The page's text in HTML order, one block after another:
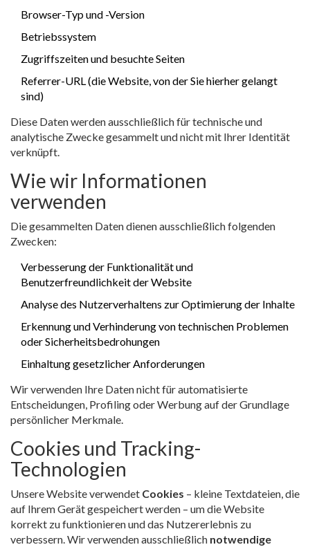
Browser-Typ und -Version
Betriebssystem
Zugriffszeiten und besuchte Seiten
Referrer-URL (die Website, von der Sie hierher gelangt
sind)
Diese Daten werden ausschließlich für technische und
analytische Zwecke gesammelt und nicht mit Ihrer Identität
verknüpft.
Wie wir Informationen
verwenden
Die gesammelten Daten dienen ausschließlich folgenden
Zwecken:
Verbesserung der Funktionalität und
Benutzerfreundlichkeit der Website
Analyse des Nutzerverhaltens zur Optimierung der Inhalte
Erkennung und Verhinderung von technischen Problemen
oder Sicherheitsbedrohungen
Einhaltung gesetzlicher Anforderungen
Wir verwenden Ihre Daten nicht für automatisierte
Entscheidungen, Profiling oder Werbung auf der Grundlage
persönlicher Merkmale.
Cookies und Tracking-
Technologien
Unsere Website verwendet Cookies – kleine Textdateien, die
auf Ihrem Gerät gespeichert werden – um die Website
korrekt zu funktionieren und das Nutzererlebnis zu
verbessern. Wir verwenden ausschließlich notwendige